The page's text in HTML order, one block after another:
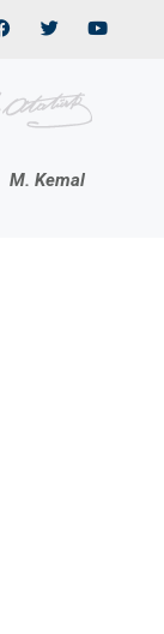
M. Kemal